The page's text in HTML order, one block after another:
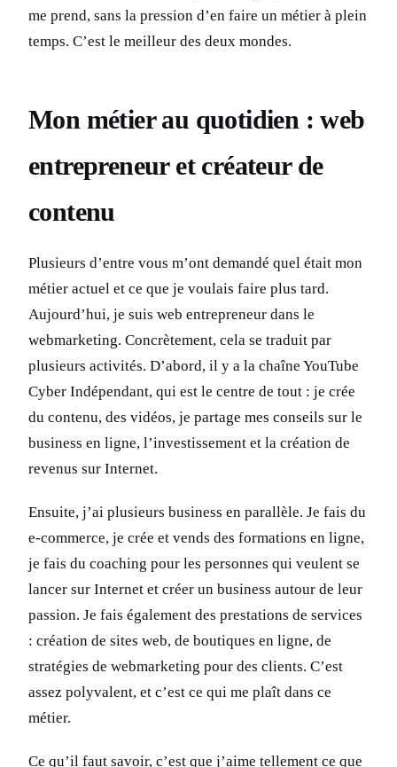
me prend, sans la pression d’en faire un métier à plein
temps. C’est le meilleur des deux mondes.
Mon métier au quotidien : web
entrepreneur et créateur de
contenu
Plusieurs d’entre vous m’ont demandé quel était mon
métier actuel et ce que je voulais faire plus tard.
Aujourd’hui, je suis web entrepreneur dans le
webmarketing. Concrètement, cela se traduit par
plusieurs activités. D’abord, il y a la chaîne YouTube
Cyber Indépendant, qui est le centre de tout : je crée
du contenu, des vidéos, je partage mes conseils sur le
business en ligne, l’investissement et la création de
revenus sur Internet.
Ensuite, j’ai plusieurs business en parallèle. Je fais du
e-commerce, je crée et vends des formations en ligne,
je fais du coaching pour les personnes qui veulent se
lancer sur Internet et créer un business autour de leur
passion. Je fais également des prestations de services
: création de sites web, de boutiques en ligne, de
stratégies de webmarketing pour des clients. C’est
assez polyvalent, et c’est ce qui me plaît dans ce
métier.
Ce qu’il faut savoir, c’est que j’aime tellement ce que